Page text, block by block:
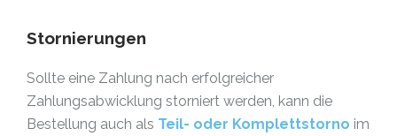
Stornierungen
Sollte eine Zahlung nach erfolgreicher
Zahlungsabwicklung storniert werden, kann die
Bestellung auch als Teil- oder Komplettstorno im